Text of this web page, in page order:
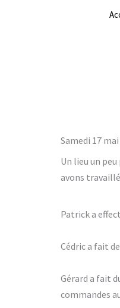
Samedi 17
Un lieu un
avons
Patrick a
Cédric a fait
Gérard a fait
commandes